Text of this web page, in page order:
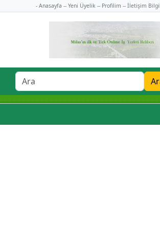
- Anasayfa -- Yeni Üyelik -- Profilim -- İletişim